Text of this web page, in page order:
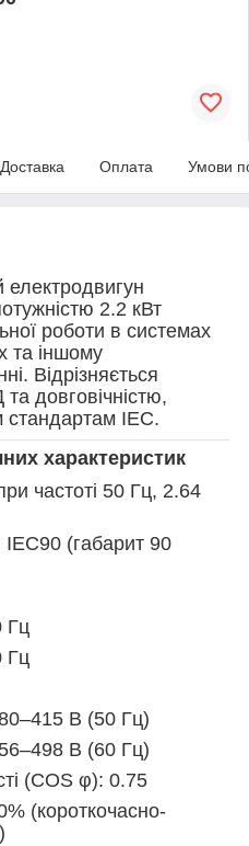
Доставка Оплата Умови
2.2 кВт
роботи в системах
та іншому
Відрізняється
довговічністю,
стандартам IEC.
характеристик
частоті 50 Гц, 2.64
IEC90 (габарит 90
Гц
Гц
В (50 Гц)
В (60 Гц)
(COS φ): 0.75
(короткочасно-